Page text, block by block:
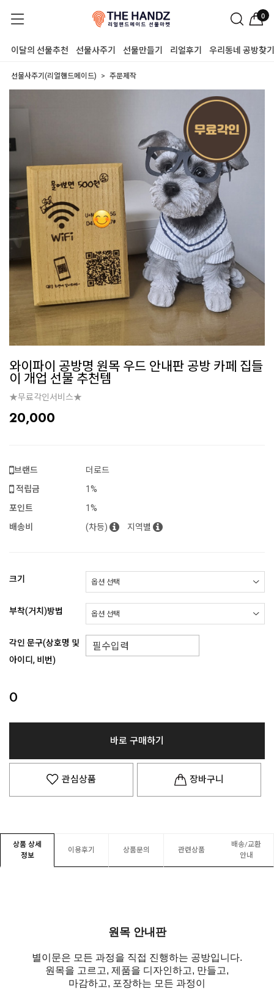
0
이달의 선물추천 선물사주기 선물만들기 리얼후기 우리동네 공방찾기
선물사주기(리얼핸드메이드) 주문제작
와이파이 공방명 원목 우드 안내판 공방 카페 집들
이 개업 선물 추천템
★무료각인서비스★
20,000
브랜드
더로드
적립금
1%
포인트
1%
배송비
(차등) 지역별
크기
부착(거치)방법
각인 문구(상호명 및
아이디, 비번)
0
바로 구매하기
관심상품 장바구니
상품 상세
정보
이용후기 상품문의 관련상품
배송/교환
안내
원목 안내판
별이문은 모든 과정을 직접 진행하는 공방입니다.
원목을 고르고, 제품을 디자인하고, 만들고,
마감하고, 포장하는 모든 과정이